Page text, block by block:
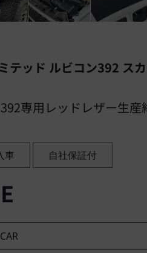
テッド ルビコン392 ス
専用レッドレザー生産
車 自社保証付